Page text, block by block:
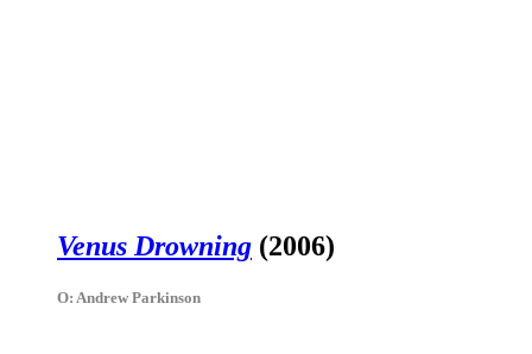
Venus Drowning (2006)
O: Andrew Parkinson